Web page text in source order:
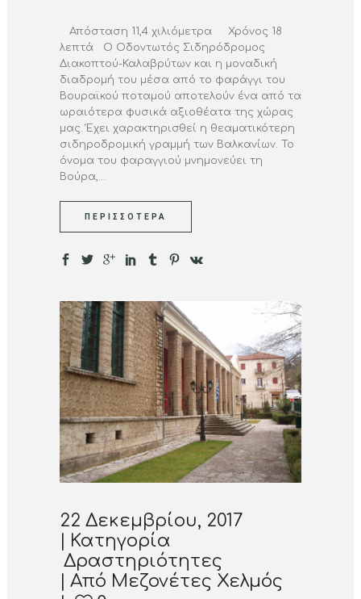
Απόσταση 11,4 χιλιόμετρα Χρόνος 18
λεπτά Ο Οδοντωτός Σιδηρόδρομος
Διακοπτού-Καλαβρύτων και η μοναδική
διαδρομή του μέσα από το φαράγγι του
Βουραϊκού ποταμού αποτελούν ένα από τα
ωραιότερα φυσικά αξιοθέατα της χώρας
μας. Έχει χαρακτηρισθεί η θεαματικότερη
σιδηροδρομική γραμμή των Βαλκανίων. Το
όνομα του φαραγγιού μνημονεύει τη
Βούρα,...
ΠΕΡΙΣΣΌΤΕΡΑ
22 Δεκεμβρίου, 2017
Κατηγορία
Δραστηριότητες
Από Μεζονέτες Χελμός